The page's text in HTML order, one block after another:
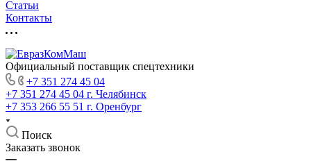
Статьи
Контакты
Официальный поставщик спецтехники
+7 351 274 45 04
+7 351 274 45 04 г. Челябинск
+7 353 266 55 51 г. Оренбург
Поиск
Заказать звонок